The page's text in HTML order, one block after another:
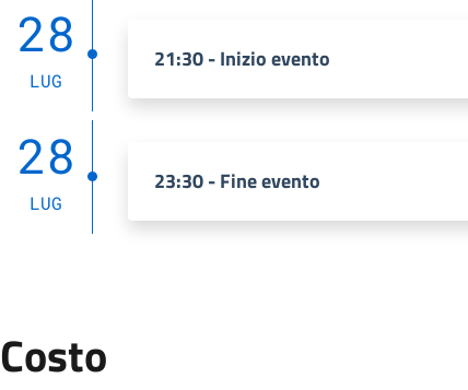
28
LUG
21:30 - Inizio evento
28
LUG
23:30 - Fine evento
Costo